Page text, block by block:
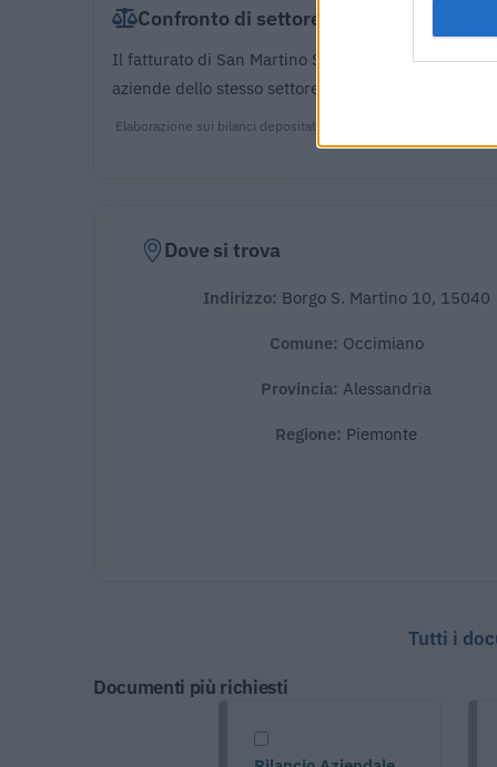
Confronto di settore
Il fatturato di San Martino Societa' Agricola A
aziende dello stesso settore in provincia di AL (
Elaborazione sui bilanci depositati (Registro Imprese). Mediana
Dove si trova
Indirizzo: Borgo S. Martino 10, 15040
Comune: Occimiano
Provincia:Alessandria
Regione: Piemonte
Tutti i
Documenti più richiesti